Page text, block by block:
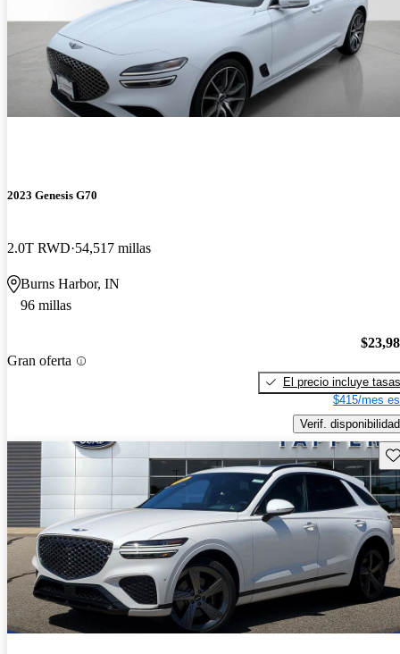
2023 Genesis G70
2.0T RWD 54,517 millas
Burns Harbor, IN
96 millas
Gran oferta
El precio incluye tasas
$415/mes
Verif. disponibilidad